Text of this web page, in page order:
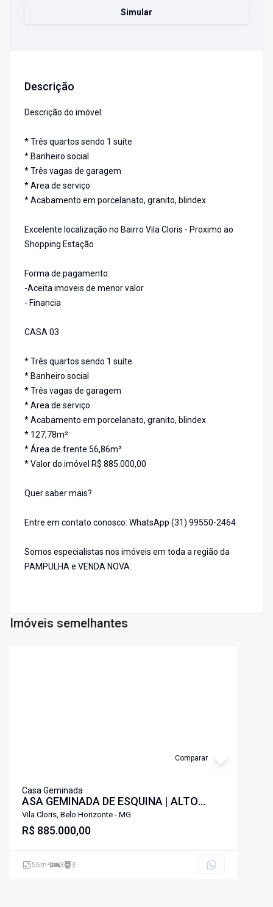
Simular
Descrição
Descrição do imóvel:
* Três quartos sendo 1 suíte
* Banheiro social
* Três vagas de garagem
* Area de serviço
* Acabamento em porcelanato, granito, blindex
Excelente localização no Bairro Vila Cloris - Proximo ao
Shopping Estação
Forma de pagamento:
-Aceita imoveis de menor valor
- Financia
CASA 03
* Três quartos sendo 1 suíte
* Banheiro social
* Três vagas de garagem
* Area de serviço
* Acabamento em porcelanato, granito, blindex
* 127,78m²
* Área de frente 56,86m²
* Valor do imóvel R$ 885.000,00
Quer saber mais?
Entre em contato conosco: WhatsApp (31) 99550-2464
Somos especialistas nos imóveis em toda a região da
PAMPULHA e VENDA NOVA.
Imóveis semelhantes
Comparar
Casa Geminada
ASA GEMINADA DE ESQUINA | ALTO
PADRÃO NO VILA CLOR
Vila Cloris, Belo Horizonte - MG
R$ 885.000,00
56m² 3 3